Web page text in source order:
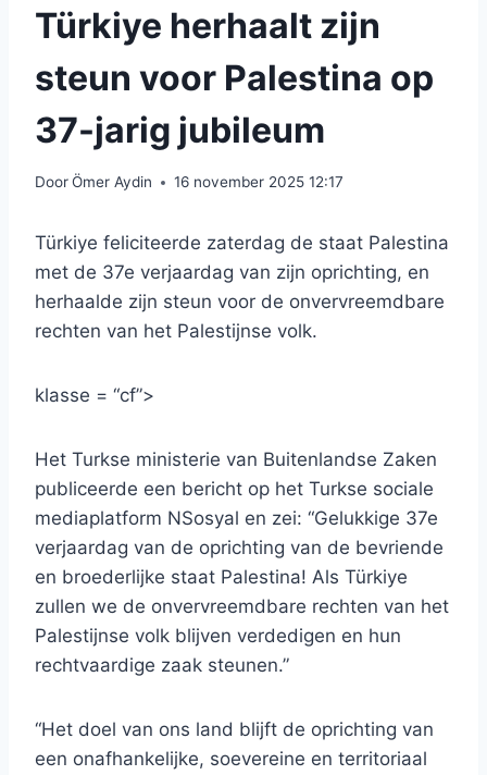
Türkiye herhaalt zijn
steun voor Palestina op
37-jarig jubileum
DoorÖmer Aydin 16 november 2025 12:17
Türkiye feliciteerde zaterdag de staat Palestina
met de 37e verjaardag van zijn oprichting, en
herhaalde zijn steun voor de onvervreemdbare
rechten van het Palestijnse volk.
klasse = “cf”>
Het Turkse ministerie van Buitenlandse Zaken
publiceerde een bericht op het Turkse sociale
mediaplatform NSosyal en zei: “Gelukkige 37e
verjaardag van de oprichting van de bevriende
en broederlijke staat Palestina! Als Türkiye
zullen we de onvervreemdbare rechten van het
Palestijnse volk blijven verdedigen en hun
rechtvaardige zaak steunen.”
“Het doel van ons land blijft de oprichting van
een onafhankelijke, soevereine en territoriaal